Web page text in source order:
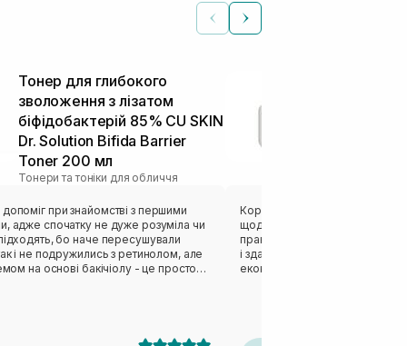
Тонер для глибокого
зволоження з лізатом
біфідобактерій 85% CU SKIN
Dr. Solution Bifida Barrier
Toner 200 мл
Тонери та тоніки для обличчя
при знайомстві з першими
адже спочатку не дуже розуміла чи
бо наче пересушували
і не подружились з ретинолом, але
на основі бакічіолу - це просто
Користуюся цим тонером вже
щодня — вранці та ввечері, і я
практично не закінчується
і здається, що він якийсь
економний у використанні.
швидко, не залишає липкості,